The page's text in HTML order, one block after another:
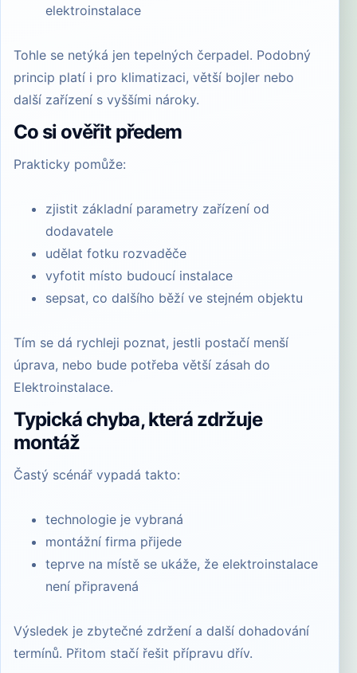
elektroinstalace
Tohle se netýká jen tepelných čerpadel. Podobný
princip platí i pro klimatizaci, větší bojler nebo
další zařízení s vyššími nároky.
Co si ověřit předem
Prakticky pomůže:
zjistit základní parametry zařízení od
dodavatele
udělat fotku rozvaděče
vyfotit místo budoucí instalace
sepsat, co dalšího běží ve stejném objektu
Tím se dá rychleji poznat, jestli postačí menší
úprava, nebo bude potřeba větší zásah do
Elektroinstalace.
Typická chyba, která zdržuje
montáž
Častý scénář vypadá takto:
technologie je vybraná
montážní firma přijede
teprve na místě se ukáže, že elektroinstalace
není připravená
Výsledek je zbytečné zdržení a další dohadování
termínů. Přitom stačí řešit přípravu dřív.